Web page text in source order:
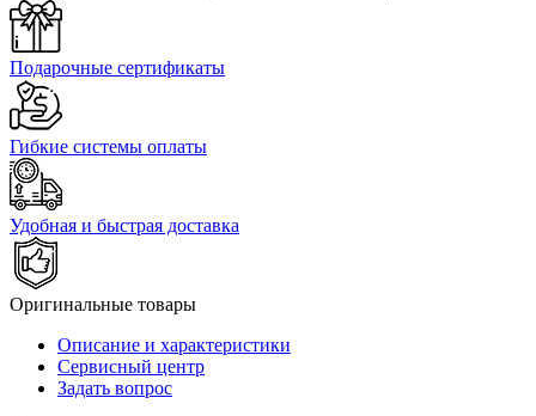
Подарочные сертификаты
Гибкие системы оплаты
Удобная и быстрая доставка
Оригинальные товары
Описание и характеристики
Сервисный центр
Задать вопрос